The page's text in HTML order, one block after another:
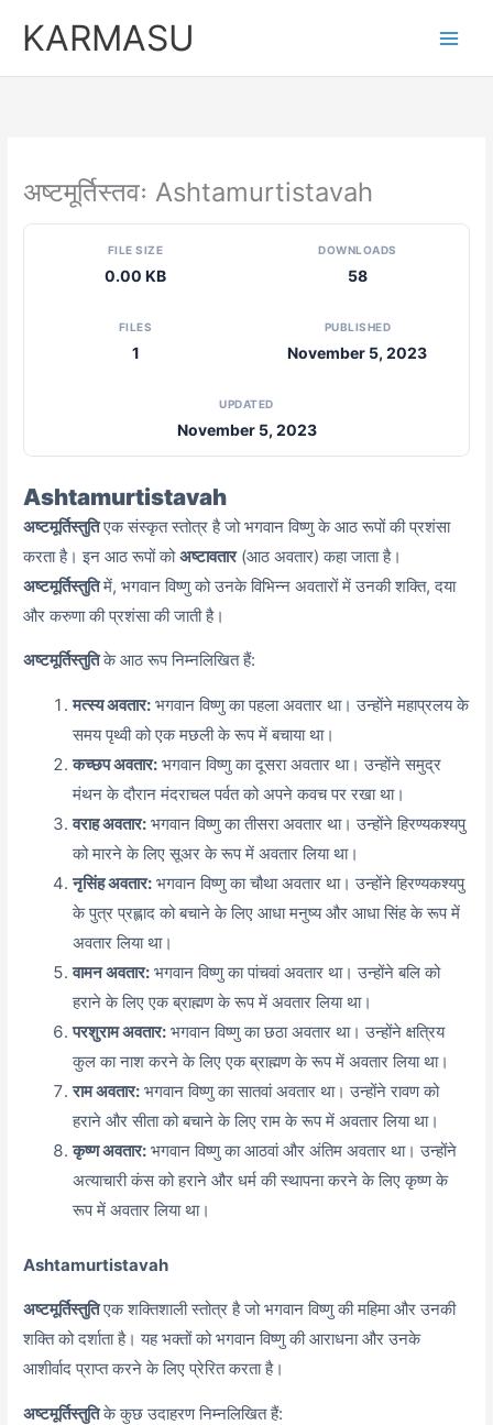
KARMASU
अष्टमूर्तिस्तवः Ashtamurtistavah
FILE SIZE
0.00 KB
DOWNLOADS
58
FILES
1
PUBLISHED
November 5, 2023
UPDATED
November 5, 2023
Ashtamurtistavah
अष्टमूर्तिस्तुतिएक संस्कृत स्तोत्र है जो भगवान विष्णु के आठ रूपों की प्रशंसा
करता है। इन आठ रूपों कोअष्टावतार(आठ अवतार) कहा जाता है।
अष्टमूर्तिस्तुतिमें, भगवान विष्णु को उनके विभिन्न अवतारों में उनकी शक्ति, दया
और करुणा की प्रशंसा की जाती है।
अष्टमूर्तिस्तुतिके आठ रूप निम्नलिखित हैं:
मत्स्य अवतार: भगवान विष्णु का पहला अवतार था। उन्होंने महाप्रलय के
समय पृथ्वी को एक मछली के रूप में बचाया था।
कच्छप अवतार: भगवान विष्णु का दूसरा अवतार था। उन्होंने समुद्र
मंथन के दौरान मंदराचल पर्वत को अपने कवच पर रखा था।
वराह अवतार: भगवान विष्णु का तीसरा अवतार था। उन्होंने हिरण्यकश्यपु
को मारने के लिए सूअर के रूप में अवतार लिया था।
नृसिंह अवतार: भगवान विष्णु का चौथा अवतार था। उन्होंने हिरण्यकश्यपु
के पुत्र प्रह्लाद को बचाने के लिए आधा मनुष्य और आधा सिंह के रूप में
अवतार लिया था।
वामन अवतार: भगवान विष्णु का पांचवां अवतार था। उन्होंने बलि को
हराने के लिए एक ब्राह्मण के रूप में अवतार लिया था।
परशुराम अवतार: भगवान विष्णु का छठा अवतार था। उन्होंने क्षत्रिय
कुल का नाश करने के लिए एक ब्राह्मण के रूप में अवतार लिया था।
राम अवतार: भगवान विष्णु का सातवां अवतार था। उन्होंने रावण को
हराने और सीता को बचाने के लिए राम के रूप में अवतार लिया था।
कृष्ण अवतार: भगवान विष्णु का आठवां और अंतिम अवतार था। उन्होंने
अत्याचारी कंस को हराने और धर्म की स्थापना करने के लिए कृष्ण के
रूप में अवतार लिया था।
Ashtamurtistavah
अष्टमूर्तिस्तुतिएक शक्तिशाली स्तोत्र है जो भगवान विष्णु की महिमा और उनकी
शक्ति को दर्शाता है। यह भक्तों को भगवान विष्णु की आराधना और उनके
आशीर्वाद प्राप्त करने के लिए प्रेरित करता है।
अष्टमूर्तिस्तुतिके कुछ उदाहरण निम्नलिखित हैं: